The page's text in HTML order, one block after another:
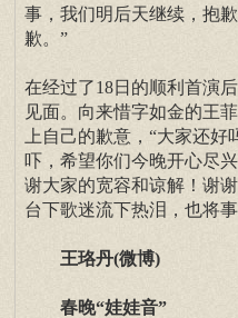
事，我们明后天继续，抱
歉。”
在经过了18日的顺利首演
见面。向来惜字如金的王
上自己的歉意，“大家还
吓，希望你们今晚开心尽
谢大家的宽容和谅解！谢
台下歌迷流下热泪，也将
王珞丹(微博)
春晚“娃娃音”